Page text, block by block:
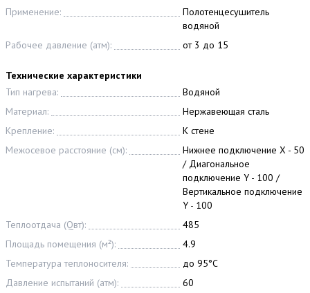
Применение:
Полотенцесушитель
водяной
Рабочее давление (атм):
от 3 до 15
Технические характеристики
Тип нагрева:
Водяной
Материал:
Нержавеющая сталь
Крепление:
К стене
Межосевое расстояние (см):
Нижнее подключение X - 50
/ Диагональное
подключение Y - 100 /
Вертикальное подключение
Y - 100
Теплоотдача (Qвт):
485
Площадь помещения (м²):
4.9
Температура теплоносителя:
до 95°С
Давление испытаний (атм):
60